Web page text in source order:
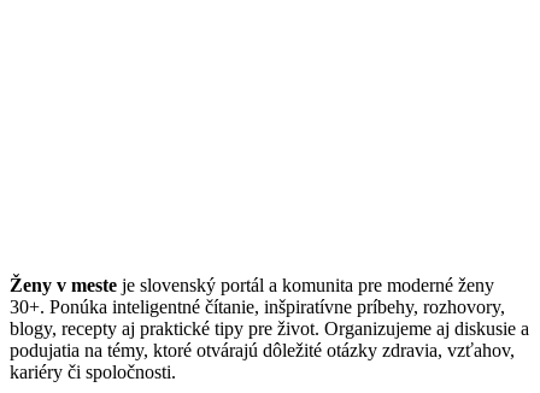
Ženy v meste je slovenský portál a komunita pre moderné ženy
30+. Ponúka inteligentné čítanie, inšpiratívne príbehy, rozhovory,
blogy, recepty aj praktické tipy pre život. Organizujeme aj diskusie a
podujatia na témy, ktoré otvárajú dôležité otázky zdravia, vzťahov,
kariéry či spoločnosti.